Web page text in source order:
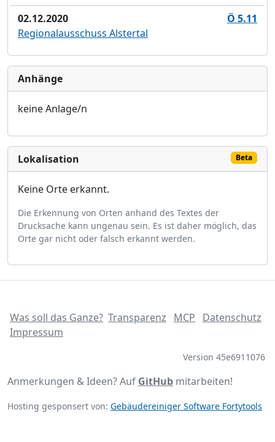
02.12.2020
Ö 5.11
Regionalausschuss Alstertal
Anhänge
keine Anlage/n
Lokalisation Beta
Keine Orte erkannt.
Die Erkennung von Orten anhand des Textes der
Drucksache kann ungenau sein. Es ist daher möglich, das
Orte gar nicht oder falsch erkannt werden.
Was soll das Ganze? Transparenz MCP
Datenschutz
Impressum
Version 45e6911076
Anmerkungen & Ideen? Auf GitHub mitarbeiten!
Hosting gesponsert von: Gebäudereiniger Software Fortytools